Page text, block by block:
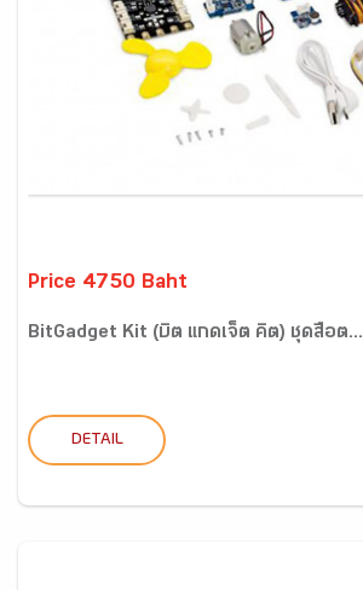
Price 4750 Baht
BitGadget Kit (บิต แกดเจ็ต คิต) ชุดสื่อต...
DETAIL